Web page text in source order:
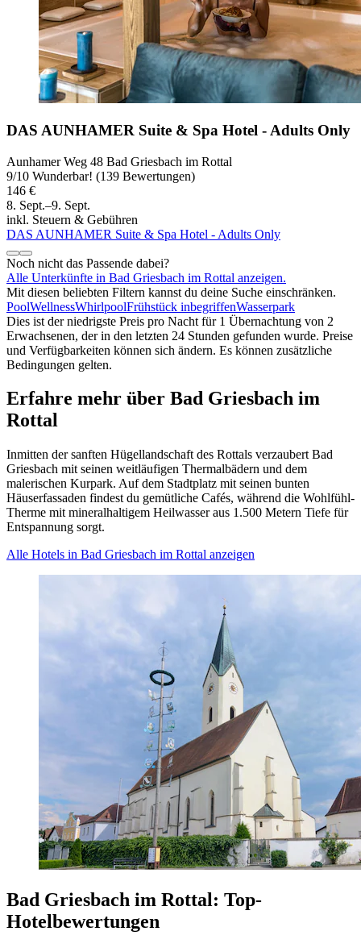
DAS AUNHAMER Suite & Spa Hotel - Adults Only
Aunhamer Weg 48 Bad Griesbach im Rottal
9/10 Wunderbar! (139 Bewertungen)
146 €
8. Sept.–9. Sept.
inkl. Steuern & Gebühren
DAS AUNHAMER Suite & Spa Hotel - Adults Only
Noch nicht das Passende dabei?
Alle Unterkünfte in Bad Griesbach im Rottal anzeigen.
Mit diesen beliebten Filtern kannst du deine Suche einschränken.
PoolWellnessWhirlpoolFrühstück inbegriffenWasserpark
Dies ist der niedrigste Preis pro Nacht für 1 Übernachtung von 2
Erwachsenen, der in den letzten 24 Stunden gefunden wurde. Preise
und Verfügbarkeiten können sich ändern. Es können zusätzliche
Bedingungen gelten.
Erfahre mehr über Bad Griesbach im
Rottal
Inmitten der sanften Hügellandschaft des Rottals verzaubert Bad
Griesbach mit seinen weitläufigen Thermalbädern und dem
malerischen Kurpark. Auf dem Stadtplatz mit seinen bunten
Häuserfassaden findest du gemütliche Cafés, während die Wohlfühl-
Therme mit mineralhaltigem Heilwasser aus 1.500 Metern Tiefe für
Entspannung sorgt.
Alle Hotels in Bad Griesbach im Rottal anzeigen
Bad Griesbach im Rottal: Top-
Hotelbewertungen